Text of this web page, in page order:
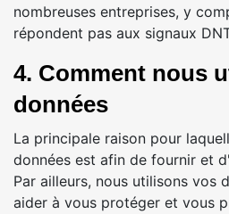
nombreuses entreprises, y
répondent pas aux signaux
4. Comment nous
données
La principale raison pour
données est afin de fournir et
Par ailleurs, nous utilisons vos
aider à vous protéger et vous